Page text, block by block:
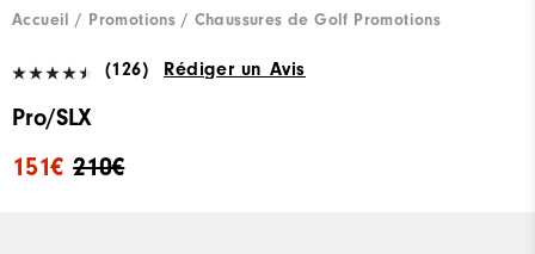
Accueil
Promotions Chaussures de Golf Promotions
(126) Rédiger un Avis
Pro/SLX
210€
151€